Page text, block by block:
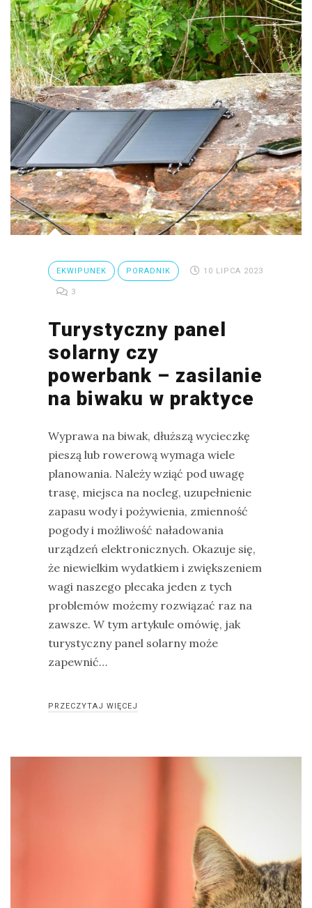
EKWIPUNEK PORADNIK 10 LIPCA 2023
3
Turystyczny panel
solarny czy
powerbank – zasilanie
na biwaku w praktyce
Wyprawa na biwak, dłuższą wycieczkę
pieszą lub rowerową wymaga wiele
planowania. Należy wziąć pod uwagę
trasę, miejsca na nocleg, uzupełnienie
zapasu wody i pożywienia, zmienność
pogody i możliwość naładowania
urządzeń elektronicznych. Okazuje się,
że niewielkim wydatkiem i zwiększeniem
wagi naszego plecaka jeden z tych
problemów możemy rozwiązać raz na
zawsze. W tym artykule omówię, jak
turystyczny panel solarny może
zapewnić…
PRZECZYTAJ WIĘCEJ